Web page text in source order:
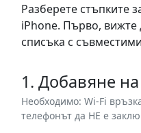
Разберете стъпките
iPhone. Първо, вижте
списъка с
1. Добавяне
Необходимо: Wi-Fi
телефонът да НЕ е